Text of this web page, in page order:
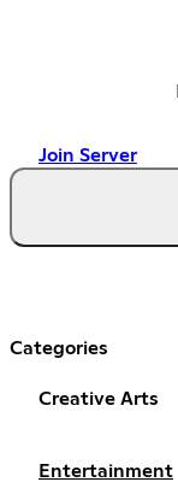
Join Server
Categories
Creative Arts
Entertainment